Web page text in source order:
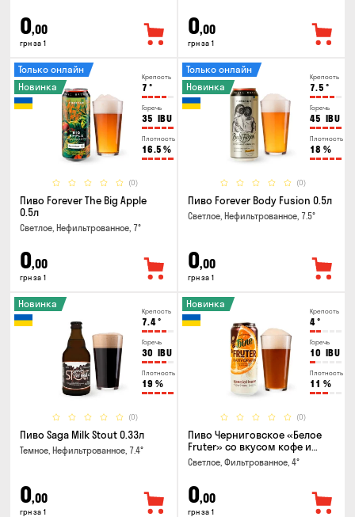
0,00
грн за 1
0,00
грн за 1
Крепость
7 °
Горечь
35 IBU
Плотность
16.5 %
(0)
Только онлайн
Новинка
Пиво Forever The Big Apple
0.5л
Светлое, Нефильтрованное, 7°
0,00
грн за 1
Крепость
7.5 °
Горечь
45 IBU
Плотность
18 %
(0)
Только онлайн
Новинка
Пиво Forever Body Fusion 0.5л
Светлое, Нефильтрованное, 7.5°
0,00
грн за 1
Крепость
7.4°
Горечь
30 IBU
Плотность
19 %
(0)
Новинка
Пиво Saga Milk Stout 0.33л
Темное, Нефильтрованное, 7.4°
0,00
грн за 1
Крепость
4°
Горечь
10 IBU
Плотность
11 %
(0)
Новинка
Пиво Черниговское «Белое
Fruter» со вкусом кофе и
апельсина 0.5 л
Светлое, Фильтрованное, 4°
0,00
грн за 1